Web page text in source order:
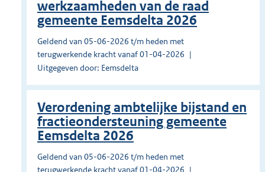
werkzaamheden van de raad
gemeente Eemsdelta 2026
Geldend van 05-06-2026 t/m heden met
terugwerkende kracht vanaf 01-04-2026
Uitgegeven door: Eemsdelta
Verordening ambtelijke bijstand en
fractieondersteuning gemeente
Eemsdelta 2026
Geldend van 05-06-2026 t/m heden met